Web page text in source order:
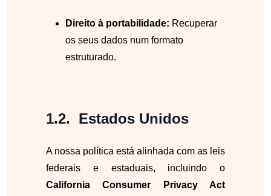
Direito à portabilidade: Recuperar
os seus dados num formato
estruturado.
Estados Unidos
A nossa política está alinhada com as leis
federais e estaduais, incluindo o
California Consumer Privacy Act